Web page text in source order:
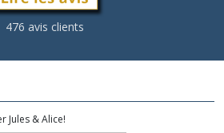
476 avis clients
Jules & Alice!